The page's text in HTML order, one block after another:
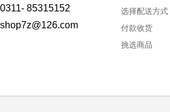
0311- 85315152
shop7z@126.com
选择配送方式
付款收货
挑选商品